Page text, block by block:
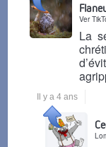
Ver
La
Il y a 4 ans